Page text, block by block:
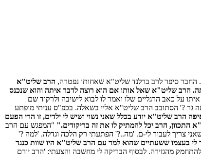
החבר סיפר לרב ברלנד שליט"א שאחותו נפטרה, הרב שליט"א
הרב שליט"א שאל אותו אם הוא רוצה לדבר איתה והוא שנכנס
על כאב הרגליים שלו ואמר לו לבוא לישיבה ולרקוד שם
גר ?' הסתובב הרב שליט"א אליי בשאלה. בכפ"ס עניתי מופתע
הרב שליט"א יודע בכלל שאני נשוי ושיש לי ילדים, זו הרי הפעם
התכוון, הרב יכל להמתיק לו את זה בריקודים." "המפגש עם הרב
צריך לעבור לי-ם. 'מה..?' הפתעתי רק הלכה וגדלה. 'למה ?'
לי בעצמו ששעתיים שהוא למד עם הרב שליט"א היו שוות כנגד
מהגזירה. לבסוף הבריקה לי מחשבה והצעתי: 'הרב יורם